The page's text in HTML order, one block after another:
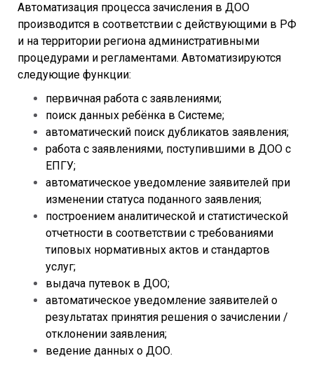
Автоматизация процесса зачисления в ДОО
производится в соответствии с действующими в РФ
и на территории региона административными
процедурами и регламентами. Автоматизируются
следующие функции:
первичная работа с заявлениями;
поиск данных ребёнка в Системе;
автоматический поиск дубликатов заявления;
работа с заявлениями, поступившими в ДОО с
ЕПГУ;
автоматическое уведомление заявителей при
изменении статуса поданного заявления;
построением аналитической и статистической
отчетности в соответствии с требованиями
типовых нормативных актов и стандартов
услуг;
выдача путевок в ДОО;
автоматическое уведомление заявителей о
результатах принятия решения о зачислении /
отклонении заявления;
ведение данных о ДОО.